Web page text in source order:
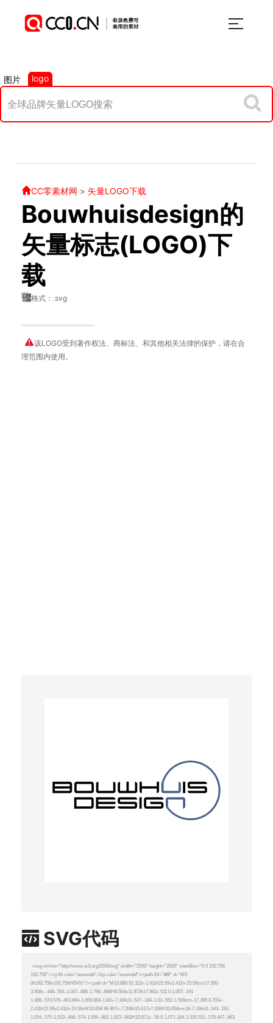
图片 logo
CC零素材网 > 矢量LOGO下载
Bouwhuisdesign的
矢量标志(LOGO)下
载
格式：.svg
该LOGO受到著作权法、商标法、和其他相关法律的保护，请在合
理范围内使用。
SVG代码